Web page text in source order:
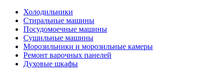
Холодильники
Стиральные машины
Посудомоечные машины
Сушильные машины
Морозильники и морозильные камеры
Ремонт варочных панелей
Духовые шкафы